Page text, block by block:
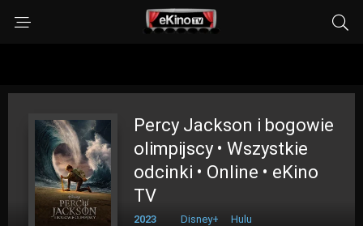
Percy Jackson i bogowie
olimpijscy • Wszystkie
odcinki • Online • eKino
TV
2023 Disney+ Hulu